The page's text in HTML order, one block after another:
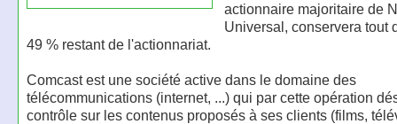
actionnaire majoritaire de
Universal, conservera tout
49 % restant de l'actionnariat.
Comcast est une société active dans le domaine des
télécommunications (internet, ...) qui par cette opération
contrôle sur les contenus proposés à ses clients (films,